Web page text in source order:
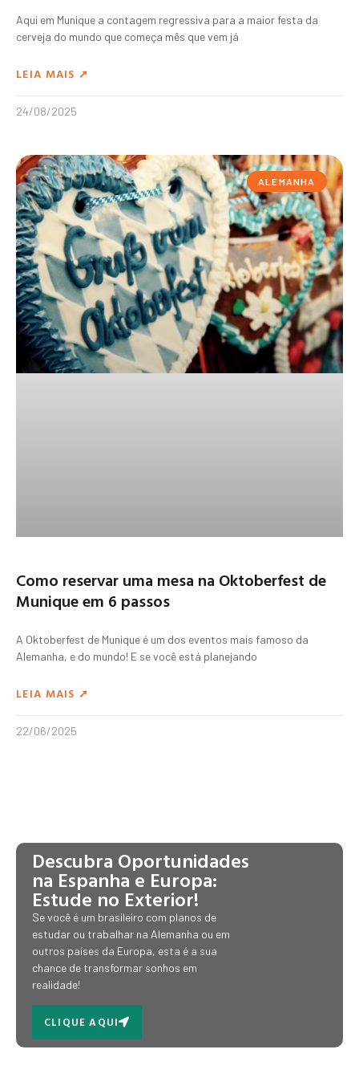
Aqui em Munique a contagem regressiva para a maior festa da
cerveja do mundo que começa mês que vem já
LEIA MAIS ➚
24/08/2025
ALEMANHA
Como reservar uma mesa na Oktoberfest de
Munique em 6 passos
A Oktoberfest de Munique é um dos eventos mais famoso da
Alemanha, e do mundo! E se você está planejando
LEIA MAIS ➚
22/06/2025
Descubra Oportunidades
na Espanha e Europa:
Estude no Exterior!
Se você é um brasileiro com planos de
estudar ou trabalhar na Alemanha ou em
outros países da Europa, esta é a sua
chance de transformar sonhos em
realidade!
CLIQUE AQUI